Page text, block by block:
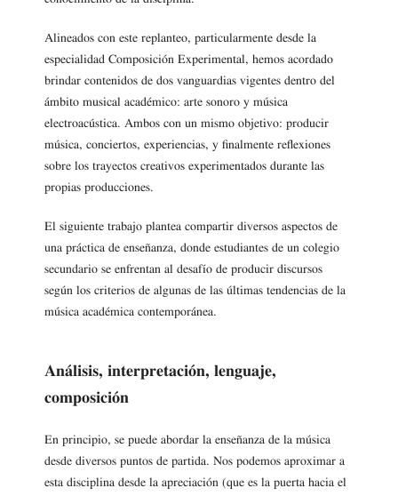
Alineados con este replanteo, particularmente desde la
especialidad Composición Experimental, hemos acordado
brindar contenidos de dos vanguardias vigentes dentro del
ámbito musical académico: arte sonoro y música
electroacústica. Ambos con un mismo objetivo: producir
música, conciertos, experiencias, y finalmente reflexiones
sobre los trayectos creativos experimentados durante las
propias producciones.
El siguiente trabajo plantea compartir diversos aspectos de
una práctica de enseñanza, donde estudiantes de un colegio
secundario se enfrentan al desafío de producir discursos
según los criterios de algunas de las últimas tendencias de la
música académica contemporánea.
Análisis, interpretación, lenguaje,
composición
En principio, se puede abordar la enseñanza de la música
desde diversos puntos de partida. Nos podemos aproximar a
esta disciplina desde la apreciación (que es la puerta hacia el